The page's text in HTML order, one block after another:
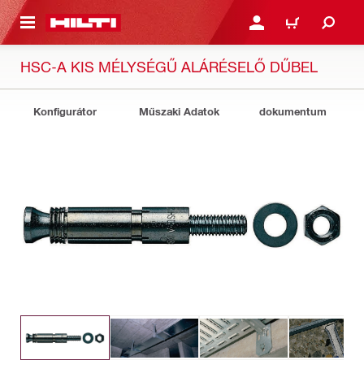
TARTALOMRA BEJELENTKEZÉS VAGY
KOSÁR
HSC-A KIS MÉLYSÉGŰ ALÁRÉSELŐ DŰBEL
Konfigurátor Műszaki Adatok dokumentum